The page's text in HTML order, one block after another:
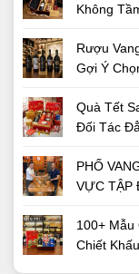
Không
Rượu
Gợi Ý
Quà Tết
Đối Tác
PHỐ
VỰC TẬP
100+ Mẫu
Chiết